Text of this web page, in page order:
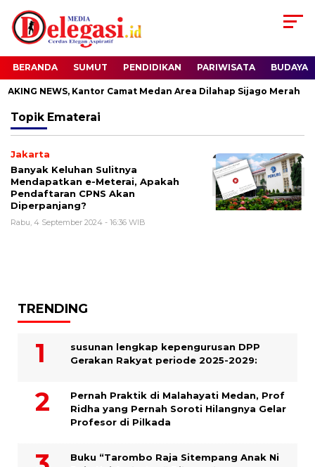
BERANDA SUMUT PENDIDIKAN PARIWISATA BUDAYA
NEWS, Kantor Camat Medan Area Dilahap Sijago Merah
Topik Ematerai
Jakarta
Banyak Keluhan Sulitnya
Mendapatkan e-Meterai, Apakah
Pendaftaran CPNS Akan
Diperpanjang?
Rabu, 4 September 2024 - 16:36 WIB
TRENDING
susunan lengkap kepengurusan DPP
Gerakan Rakyat periode 2025-2029:
Pernah Praktik di Malahayati Medan, Prof
Ridha yang Pernah Soroti Hilangnya Gelar
Profesor di Pilkada
Buku “Tarombo Raja Sitempang Anak Ni